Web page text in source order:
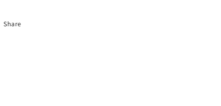
Share